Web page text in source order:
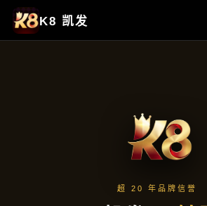
行业资讯
首页 行业资讯